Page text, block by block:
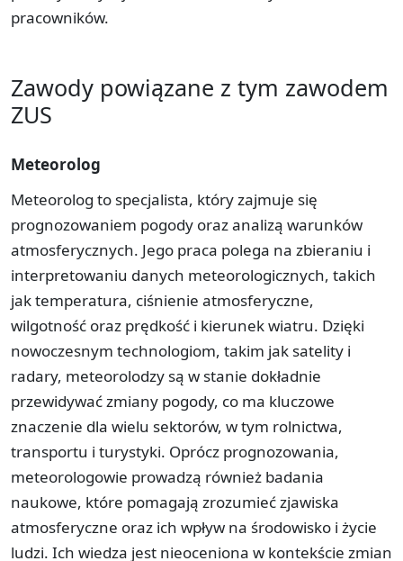
pracowników.
Zawody powiązane z tym zawodem
ZUS
Meteorolog
Meteorolog to specjalista, który zajmuje się
prognozowaniem pogody oraz analizą warunków
atmosferycznych. Jego praca polega na zbieraniu i
interpretowaniu danych meteorologicznych, takich
jak temperatura, ciśnienie atmosferyczne,
wilgotność oraz prędkość i kierunek wiatru. Dzięki
nowoczesnym technologiom, takim jak satelity i
radary, meteorolodzy są w stanie dokładnie
przewidywać zmiany pogody, co ma kluczowe
znaczenie dla wielu sektorów, w tym rolnictwa,
transportu i turystyki. Oprócz prognozowania,
meteorologowie prowadzą również badania
naukowe, które pomagają zrozumieć zjawiska
atmosferyczne oraz ich wpływ na środowisko i życie
ludzi. Ich wiedza jest nieoceniona w kontekście zmian